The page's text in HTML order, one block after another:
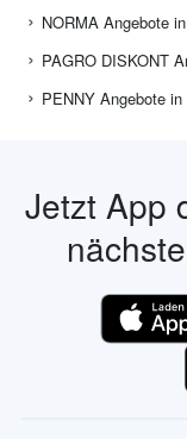
NORMA Angebote
PAGRO DISKONT
PENNY Angebote
Jetzt App